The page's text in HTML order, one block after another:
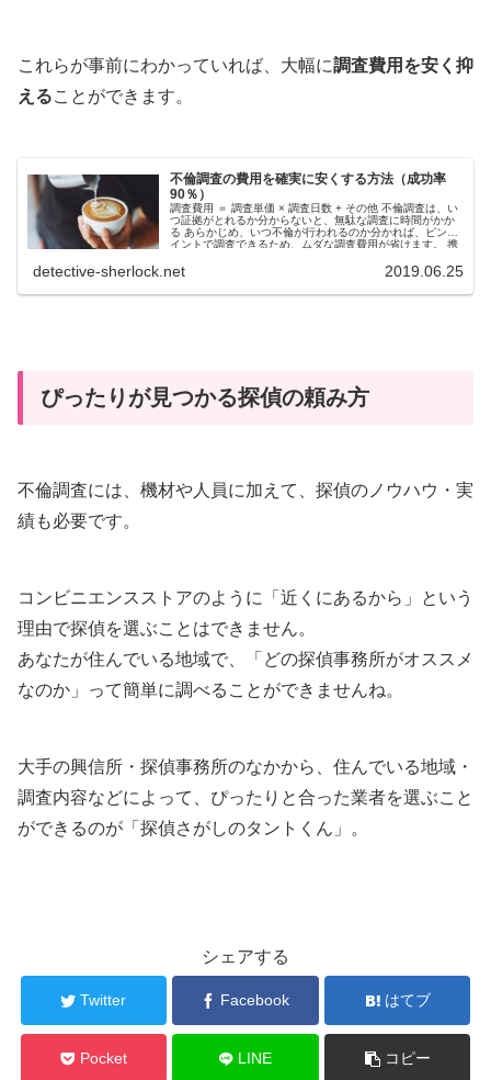
これらが事前にわかっていれば、大幅に調査費用を安く抑
えることができます。
不倫調査の費用を確実に安くする方法（成功率
90％）
調査費用 ＝ 調査単価 × 調査日数 + その他 不倫調査は、い
つ証拠がとれるか分からないと、無駄な調査に時間がかか
る あらかじめ、いつ不倫が行われるのか分かれば、ピンポ
イントで調査できるため、ムダな調査費用が省けます。 携
detective-sherlock.net 2019.06.25
ぴったりが見つかる探偵の頼み方
不倫調査には、機材や人員に加えて、探偵のノウハウ・実
績も必要です。
コンビニエンスストアのように「近くにあるから」という
理由で探偵を選ぶことはできません。
あなたが住んでいる地域で、「どの探偵事務所がオススメ
なのか」って簡単に調べることができませんね。
大手の興信所・探偵事務所のなかから、住んでいる地域・
調査内容などによって、ぴったりと合った業者を選ぶこと
ができるのが「探偵さがしのタントくん」。
シェアする
Twitter Facebook はてブ
Pocket LINE コピー